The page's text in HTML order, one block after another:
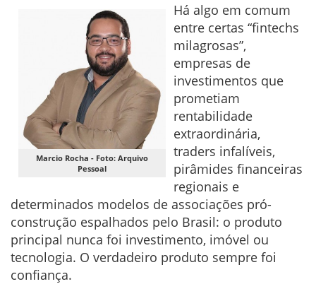
Marcio Rocha - Foto: Arquivo
Pessoal
Há algo em comum
entre certas “fintechs
milagrosas”,
empresas de
investimentos que
prometiam
rentabilidade
extraordinária,
traders infalíveis,
pirâmides financeiras
regionais e
determinados modelos de associações pró-
construção espalhados pelo Brasil: o produto
principal nunca foi investimento, imóvel ou
tecnologia. O verdadeiro produto sempre foi
confiança.